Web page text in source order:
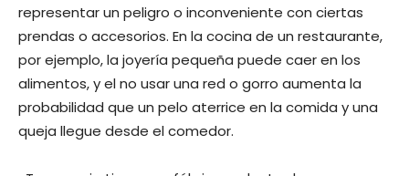
representar un peligro o inconveniente con ciertas
prendas o accesorios. En la cocina de un restaurante,
por ejemplo, la joyería pequeña puede caer en los
alimentos, y el no usar una red o gorro aumenta la
probabilidad que un pelo aterrice en la comida y una
queja llegue desde el comedor.